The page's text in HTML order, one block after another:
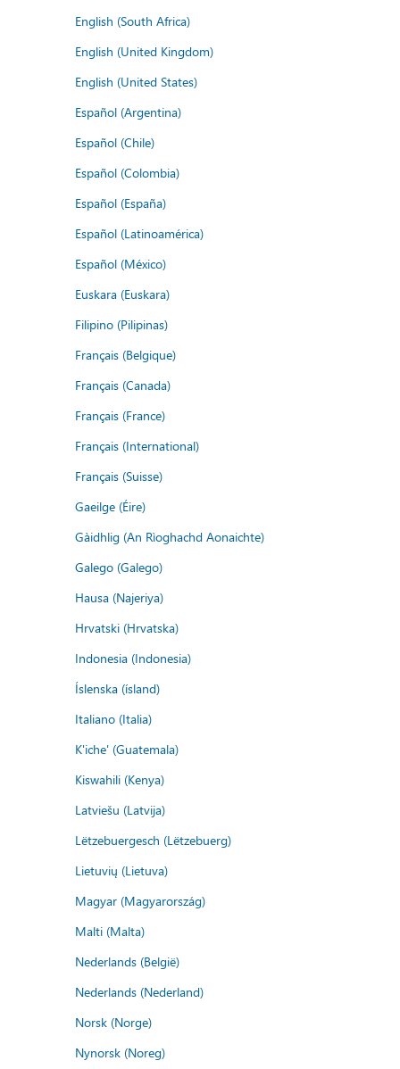
English (South Africa)
English (United Kingdom)
English (United States)
Español (Argentina)
Español (Chile)
Español (Colombia)
Español (España)
Español (Latinoamérica)
Español (México)
Euskara (Euskara)
Filipino (Pilipinas)
Français (Belgique)
Français (Canada)
Français (France)
Français (International)
Français (Suisse)
Gaeilge (Éire)
Gàidhlig (An Rìoghachd Aonaichte)
Galego (Galego)
Hausa (Najeriya)
Hrvatski (Hrvatska)
Indonesia (Indonesia)
Íslenska (ísland)
Italiano (Italia)
K'iche' (Guatemala)
Kiswahili (Kenya)
Latviešu (Latvija)
Lëtzebuergesch (Lëtzebuerg)
Lietuvių (Lietuva)
Magyar (Magyarország)
Malti (Malta)
Nederlands (België)
Nederlands (Nederland)
Norsk (Norge)
Nynorsk (Noreg)